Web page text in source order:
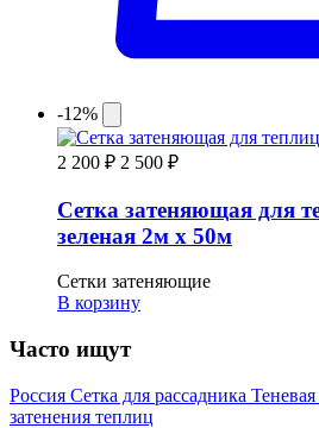
-12%
2 200 ₽ 2 500 ₽
Сетка затеняющая для
зеленая 2м х 50м
Сетки затеняющие
В корзину
Часто ищут
Россия Сетка для рассадника Теневая
затенения теплиц